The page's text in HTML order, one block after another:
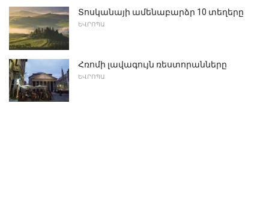
Տոսկանայի ամենաբարձր 10 տեղերը
ԵՎՐՈՊԱ
Հռոմի լավագույն ռեստորանները
ԵՎՐՈՊԱ